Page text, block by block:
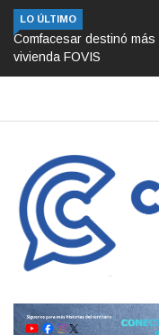
LO ÚLTIMO
Comfacesar destinó
vivienda FOVIS